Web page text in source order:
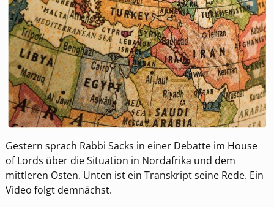
Gestern sprach Rabbi Sacks in einer Debatte im House
of Lords über die Situation in Nordafrika und dem
mittleren Osten. Unten ist ein Transkript seine Rede. Ein
Video folgt demnächst.